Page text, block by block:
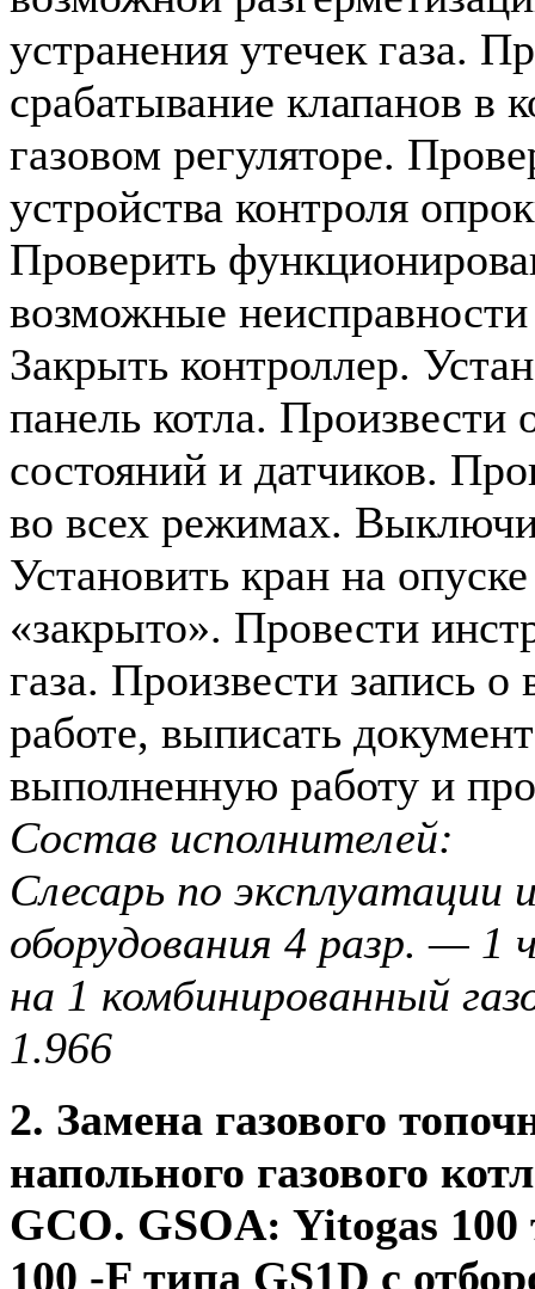
устранения утечек газа.
срабатывание клапанов в
газовом регуляторе.
устройства контроля
Проверить
возможные
Закрыть контроллер.
панель котла. Произвести
состояний и датчиков.
во всех режимах.
Установить кран на
«закрыто». Провести
газа. Произвести запись
работе, выписать
выполненную работу и
Состав исполнителей:
Слесарь по эксплуатации
оборудования 4 разр. — 1
на 1 комбинированный
1.966
2. Замена газового
напольного газового
GCO. GSOA: Yitogas 100
100 -F типа GS1D с